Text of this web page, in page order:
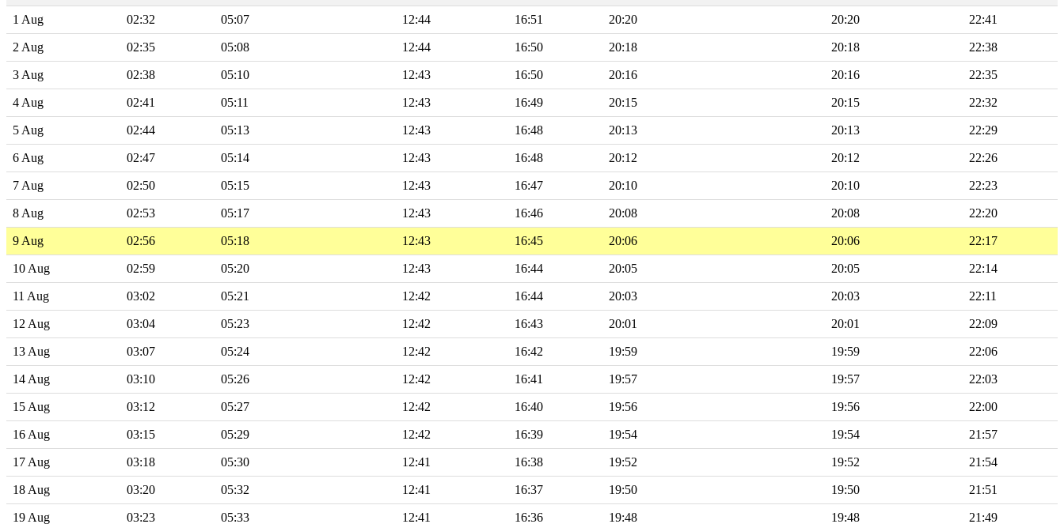
1 Aug 02:32 05:07 12:44 16:51 20:20 20:20 22:41
2 Aug 02:35 05:08 12:44 16:50 20:18 20:18 22:38
3 Aug 02:38 05:10 12:43 16:50 20:16 20:16 22:35
4 Aug 02:41 05:11 12:43 16:49 20:15 20:15 22:32
5 Aug 02:44 05:13 12:43 16:48 20:13 20:13 22:29
6 Aug 02:47 05:14 12:43 16:48 20:12 20:12 22:26
7 Aug 02:50 05:15 12:43 16:47 20:10 20:10 22:23
8 Aug 02:53 05:17 12:43 16:46 20:08 20:08 22:20
9 Aug 02:56 05:18 12:43 16:45 20:06 20:06 22:17
10 Aug 02:59 05:20 12:43 16:44 20:05 20:05 22:14
11 Aug 03:02 05:21 12:42 16:44 20:03 20:03 22:11
12 Aug 03:04 05:23 12:42 16:43 20:01 20:01 22:09
13 Aug 03:07 05:24 12:42 16:42 19:59 19:59 22:06
14 Aug 03:10 05:26 12:42 16:41 19:57 19:57 22:03
15 Aug 03:12 05:27 12:42 16:40 19:56 19:56 22:00
16 Aug 03:15 05:29 12:42 16:39 19:54 19:54 21:57
17 Aug 03:18 05:30 12:41 16:38 19:52 19:52 21:54
18 Aug 03:20 05:32 12:41 16:37 19:50 19:50 21:51
19 Aug 03:23 05:33 12:41 16:36 19:48 19:48 21:49